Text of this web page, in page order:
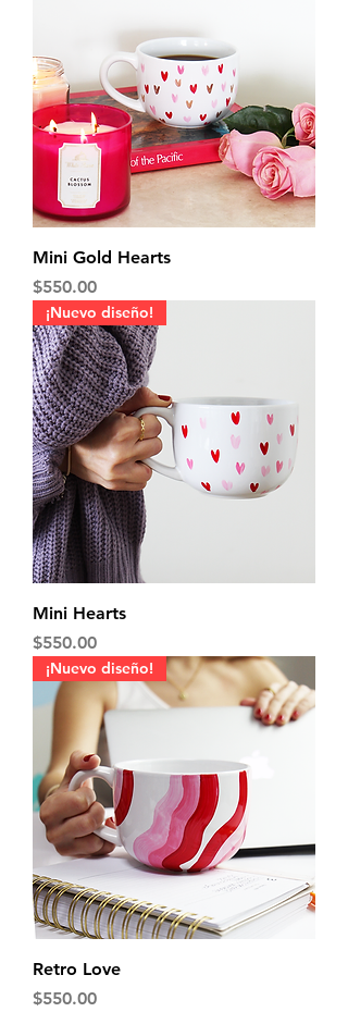
Mini Gold Hearts
Precio
$550.00
¡Nuevo diseño!
Mini Hearts
Precio
$550.00
¡Nuevo diseño!
Retro Love
Precio
$550.00